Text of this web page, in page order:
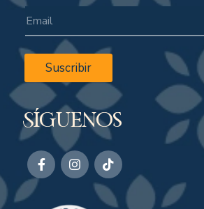
Suscribir
Síguenos